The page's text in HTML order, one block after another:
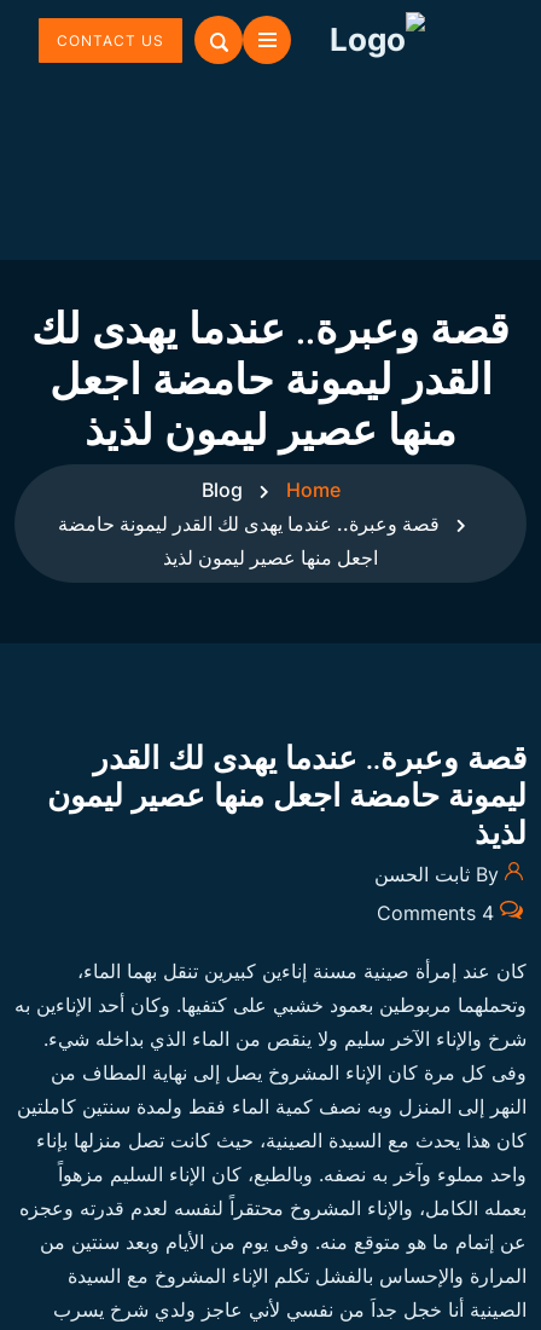
CONTACT US
قصة وعبرة.. عندما يهدى لك
القدر ليمونة حامضة اجعل
منها عصير ليمون لذيذ
Home
Blog
قصة وعبرة.. عندما يهدى لك القدر ليمونة حامضة
اجعل منها عصير ليمون لذيذ
قصة وعبرة.. عندما يهدى لك القدر
ليمونة حامضة اجعل منها عصير ليمون
لذيذ
4 Comments
كان عند إمرأة صينية مسنة إناءين كبيرين تنقل بهما الماء،
وتحملهما مربوطين بعمود خشبي على كتفيها. وكان أحد الإناءين به
شرخ والإناء الآخر سليم ولا ينقص من الماء الذي بداخله شيء.
وفى كل مرة كان الإناء المشروخ يصل إلى نهاية المطاف من
النهر إلى المنزل وبه نصف كمية الماء فقط ولمدة سنتين كاملتين
كان هذا يحدث مع السيدة الصينية، حيث كانت تصل منزلها بإناء
واحد مملوء وآخر به نصفه. وبالطبع، كان الإناء السليم مزهواً
بعمله الكامل، والإناء المشروخ محتقراً لنفسه لعدم قدرته وعجزه
عن إتمام ما هو متوقع منه. وفى يوم من الأيام وبعد سنتين من
المرارة والإحساس بالفشل تكلم الإناء المشروخ مع السيدة
الصينية أنا خجل جداَ من نفسي لأني عاجز ولدي شرخ يسرب